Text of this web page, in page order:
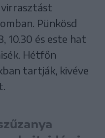
Pünkösd
10.30 és este hat
Hétfőn
tartják, kivéve